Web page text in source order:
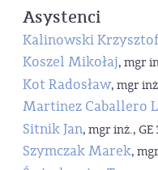
Asystenci
Kalinowski
Koszel Mikołaj, mgr
Kot Radosław, mgr
Martinez Caballero
Sitnik Jan, mgr inż.,
Szymczak Marek,